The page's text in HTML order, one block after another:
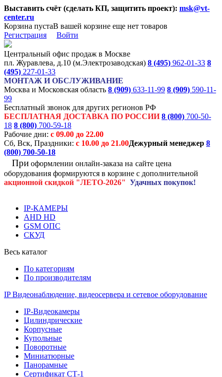
Выставить счёт (сделать КП, защитить проект): msk@vt-
center.ru
Корзина пустаВ вашей корзине еще нет товаров
Регистрация
Войти
Центральный офис продаж в Москве
пл. Журавлева, д.10 (м.Электрозаводская) 8 (495) 962-01-33 8
(495) 227-01-33
МОНТАЖ И ОБСЛУЖИВАНИЕ
Москва и Московская область 8 (909) 633-11-99 8 (909) 590-11-
99
Бесплатный звонок для других регионов РФ
БЕСПЛАТНАЯ ДОСТАВКА ПО РОССИИ 8 (800) 700-50-
18 8 (800) 700-59-18
Рабочие дни: с 09.00 до 22.00
Сб, Вск, Праздники: с 10.00 до 21.00Дежурный менеджер 8
(800) 700-50-18
При оформлении онлайн-заказа на сайте цена
оборудования формируются в корзине с дополнительной
акционной скидкой "ЛЕТО-2026" Удачных покупок!
IP-КАМЕРЫ
AHD HD
GSM ОПС
СКУД
Весь каталог
По категориям
По производителям
IP Видеонаблюдение, видеосервера и сетевое оборудование
IP-Видеокамеры
Цилиндрические
Корпусные
Купольные
Поворотные
Миниатюрные
Панорамные
Сертификат СТ-1